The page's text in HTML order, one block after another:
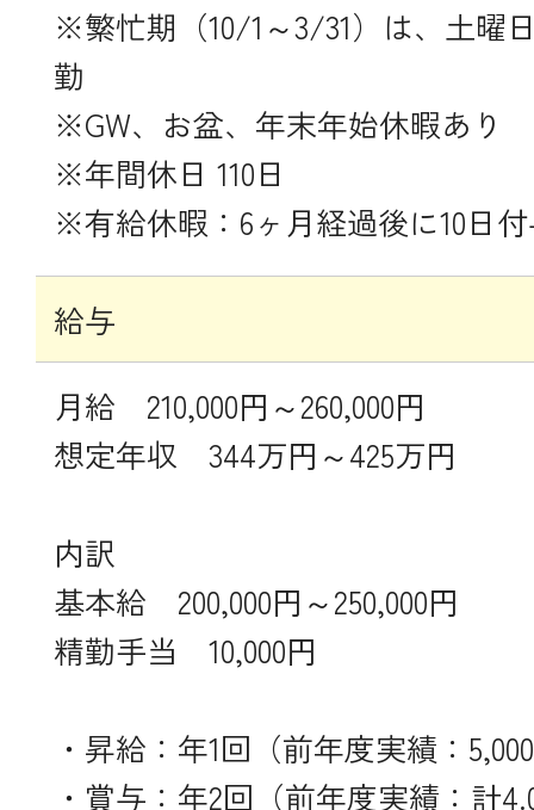
※繁忙期（10/1～3/31）は、土曜
勤
※GW、お盆、年末年始休暇あり
※年間休日 110日
※有給休暇：6ヶ月経過後に10日
給与
月給 210,000円～260,000円
想定年収 344万円～425万円
内訳
基本給 200,000円～250,000円
精勤手当 10,000円
・昇給：年1回（前年度実績：
・賞与：年2回（前年度実績：計